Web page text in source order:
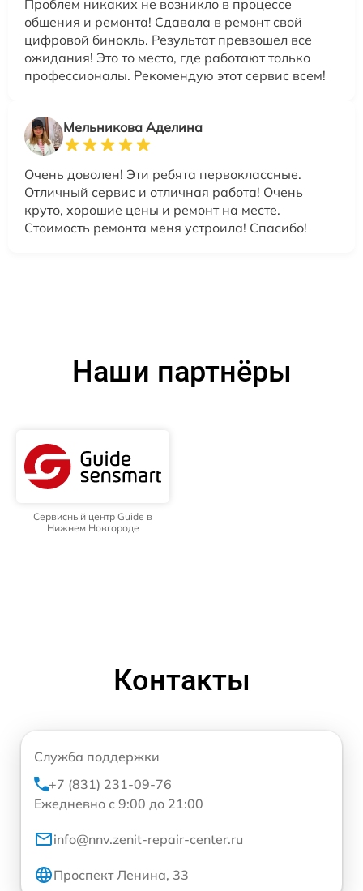
Проблем никаких не возникло в процессе
общения и ремонта! Сдавала в ремонт свой
цифровой бинокль. Результат превзошел все
ожидания! Это то место, где работают только
профессионалы. Рекомендую этот сервис всем!
Мельникова Аделина
Очень доволен! Эти ребята первоклассные.
Отличный сервис и отличная работа! Очень
круто, хорошие цены и ремонт на месте.
Стоимость ремонта меня устроила! Спасибо!
Наши партнёры
Сервисный центр Guide в
Нижнем Новгороде
Контакты
Служба поддержки
+7 (831) 231-09-76
Ежедневно с 9:00 до 21:00
info@nnv.zenit-repair-center.ru
Проспект Ленина, 33